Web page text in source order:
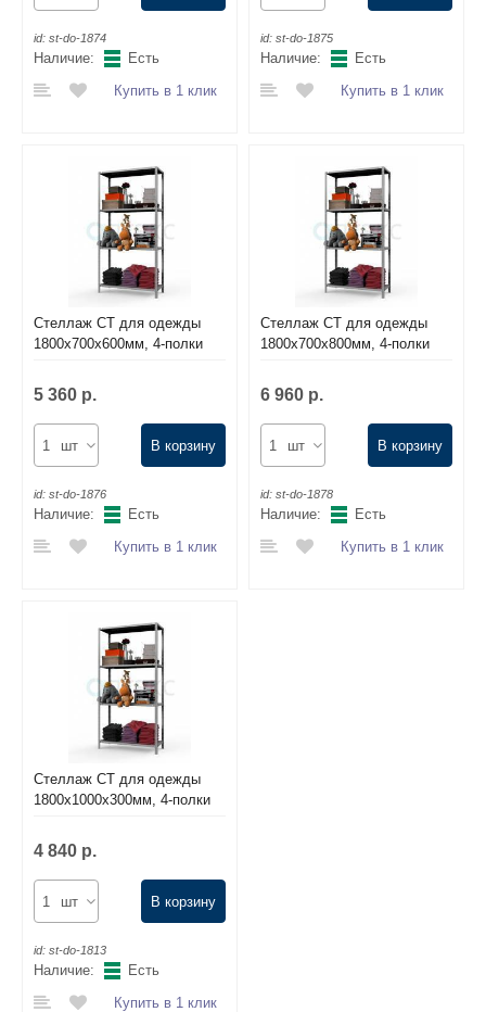
id: st-do-1874
Наличие:
Есть
Купить в 1 клик
id: st-do-1875
Наличие:
Есть
Купить в 1 клик
Стеллаж СТ для одежды
1800х700х600мм, 4-полки
5 360 р.
шт В корзину
id: st-do-1876
Наличие:
Есть
Купить в 1 клик
Стеллаж СТ для одежды
1800х700х800мм, 4-полки
6 960 р.
шт В корзину
id: st-do-1878
Наличие:
Есть
Купить в 1 клик
Стеллаж СТ для одежды
1800х1000х300мм, 4-полки
4 840 р.
шт В корзину
id: st-do-1813
Наличие:
Есть
Купить в 1 клик